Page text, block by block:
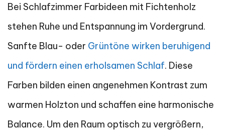
Bei Schlafzimmer Farbideen mit Fichtenholz
stehen Ruhe und Entspannung im Vordergrund.
Sanfte Blau- oder Grüntöne wirken beruhigend
und fördern einen erholsamen Schlaf. Diese
Farben bilden einen angenehmen Kontrast zum
warmen Holzton und schaffen eine harmonische
Balance. Um den Raum optisch zu vergrößern,